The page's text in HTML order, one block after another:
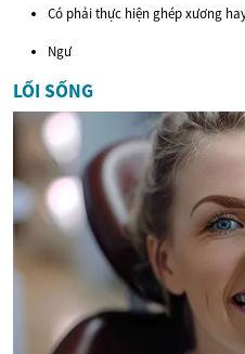
Có phải thực hiện ghép xương
Ngư
LỐI SỐNG